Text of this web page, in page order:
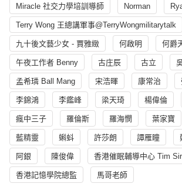
Miracle 社交力學培訓導師 Norman
Terry Wong 王總講軍事@TerryWongmilitarytalk
九十後文藝少女 - 賈雅緻 何啟明 何爵
午夜工作者 Benny 古庄辰 古立
孟希璘 Ball Mang 宋浩暉 康常治
李錦鴻 李鑑峰 梁天琦 楊偉倫
瘋中三子 羅倫斯 羅海憫 葉家寶
藍精靈 蝌蚪 許莎朗 譚雁瞳
阿銀 陳俊偉 香港催眠輔導中心 Tim Sir
香港記憶學院總監 馬哥老師